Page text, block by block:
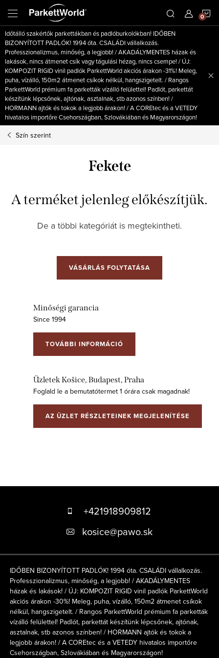
fő
tartalomhoz
Időtálló szakértők parkettákban és padlóburkolókban! IDŐBEN
BIZONYÍTOTT PADLÓK! 1994 óta. CSALÁDI vállalkozás.
Professzionalizmus, minőség, a legjobb! / AKADÁLYMENTES házak és
lakások, nincs átmenet csík vagy tágulási hézag, nincs csempe! / ÚJ:
KOMPOZIT RIGID vinil padlók ParkettWorld akciós árakon -31%! Meleg,
puha, vízálló, 150m2 átmenet csíkok nélkül, hangszigetelt. / Rangos
ParkettWorld prémium fa parketták vízálló felülettel! Padlót, parkettát
készítünk lépcsőnek, ajtónak, asztalnak, stb azonos színben! /
HORMANN ajtók és tokok a legjobb árakon! / A COREtec és a VETEDY
hivatalos importőre Csehországban, Szlovákiában és Magyarországon!
Szín szerint
Fekete
A terméket jelenleg előkészítjük.
De a többi kategóriát is megtekintheti.
VÁSÁRLÁS FOLYTATÁSA
Minőségi garancia
Since 1994
TOVÁBBI INFORMÁCIÓ
Üzletek Košice, Budapest, Praha
Foglald le a bemutatótermet 1 órára csak magadnak!
AZ ÜZLET RÉSZLETEINEK MEGJELENÍTÉSE
é
+421918909812
kosice@pawo.sk
IDŐBEN BIZONYÍTOTT PADLÓK! 1994 óta. CSALÁDI vállalkozás.
Professzionalizmus, minőség, a legjobb! / AKADÁLYMENTES
házak és lakások! / ÚJ: KOMPOZIT RIGID vinil padlók ParkettWorld
akciós árakon -30%! Meleg, puha, vízálló, 150m2 átmenet csíkok
nélkül, hangszigetelt. / Rangos ParkettWorld prémium fa parketták
vízálló felülettel! Padlót, parkettát készítünk lépcsőnek, ajtónak,
asztalnak, stb azonos színben! / HORMANN ajtók és tokok a
legjobb árakon! / A COREtec és a VETEDY hivatalos importőre
Csehországban, Szlovákiában és Magyarországon!